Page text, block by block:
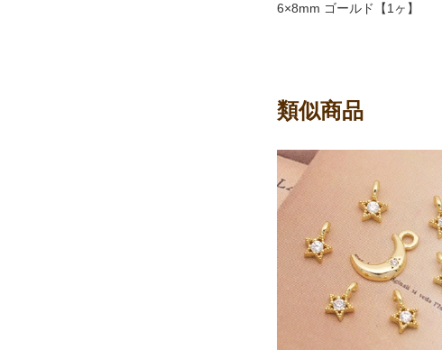
6×8mm ゴールド【1ヶ】
類似商品